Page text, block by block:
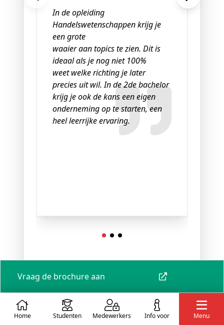
In de opleiding
Handelswetenschappen krijg je
een grote
waaier aan topics te zien. Dit is
ideaal als je nog niet 100%
weet welke richting je later
precies uit wil. In de 2de bachelor
krijg je ook de kans een eigen
onderneming op te starten, een
heel leerrijke ervaring.
De opleiding in beeld
Vraag de brochure aan
Home Studenten Medewerkers info voor Menu